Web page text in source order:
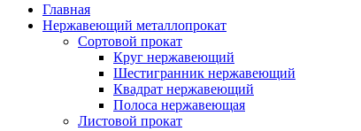
Главная
Нержавеющий металлопрокат
Сортовой прокат
Круг нержавеющий
Шестигранник нержавеющий
Квадрат нержавеющий
Полоса нержавеющая
Листовой прокат